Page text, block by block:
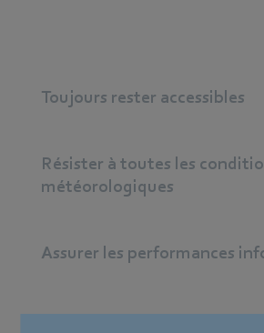
Toujours rester accessibles
Résister à toutes les
météorologiques
Assurer les performances